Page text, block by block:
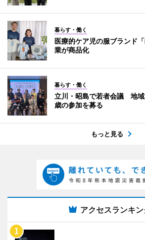
暮らす・働く
医療的ケア児の服ブラン
業が商品化
暮らす・働く
立川・昭島で若者会議 地
歳の参加を募る
もっと見る
アクセスランキ